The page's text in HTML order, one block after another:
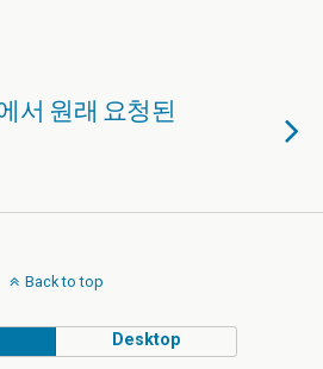
서 원래 요청된
Back to top
Desktop